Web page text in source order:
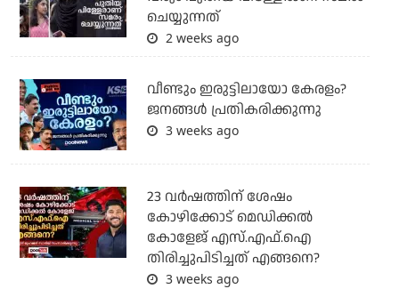
ചെയ്യുന്നത്
2 weeks ago
വീണ്ടും ഇരുട്ടിലായോ കേരളം?
ജനങ്ങൾ പ്രതികരിക്കുന്നു
3 weeks ago
23 വർഷത്തിന് ശേഷം
കോഴിക്കോട് മെഡിക്കൽ
കോളേജ് എസ്.എഫ്.ഐ
തിരിച്ചുപിടിച്ചത് എങ്ങനെ?
3 weeks ago